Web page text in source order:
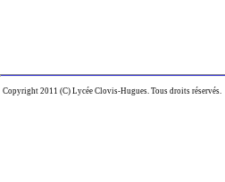
Copyright 2011 (C) Lycée Clovis-Hugues. Tous droits réservés.